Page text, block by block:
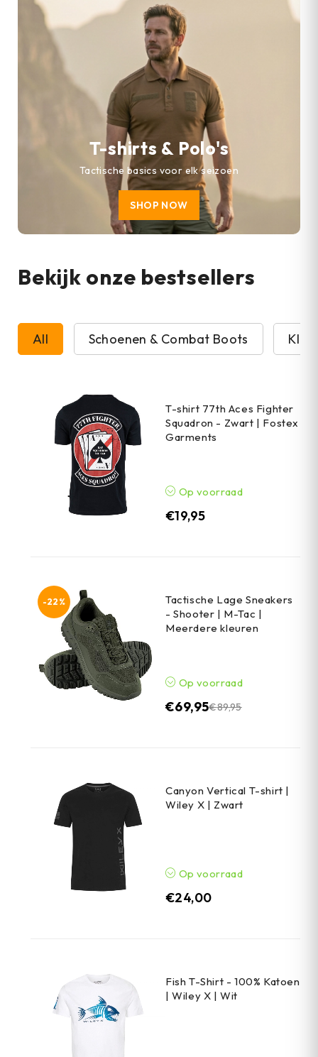
T-shirts & Polo's
Tactische basics voor elk seizoen
SHOP NOW
Bekijk onze bestsellers
All Schoenen & Combat Boots
T-shirt 77th Aces Fighter
Squadron - Zwart | Fostex
Garments
Op voorraad
€19,95
-22%
Tactische Lage Sneakers
- Shooter | M-Tac |
Meerdere kleuren
Op voorraad
€89,95
€69,95
Canyon Vertical T-shirt |
Wiley X | Zwart
Op voorraad
€24,00
Fish T-Shirt - 100% Katoen
| Wiley X | Wit